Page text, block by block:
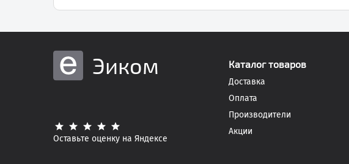
Эиком
Оставьте оценку на Яндексе
Каталог товаров
Доставка
Оплата
Производители
Акции